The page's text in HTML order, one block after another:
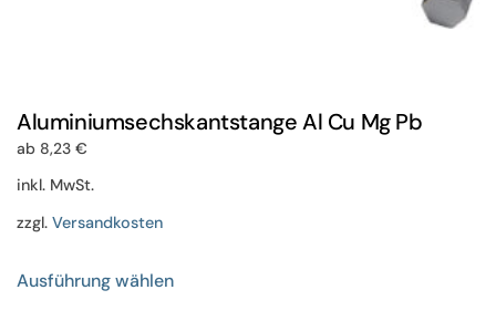
Aluminiumsechskantstange Al Cu Mg Pb
ab 8,23 €
inkl. MwSt.
zzgl. Versandkosten
Ausführung wählenProdukt